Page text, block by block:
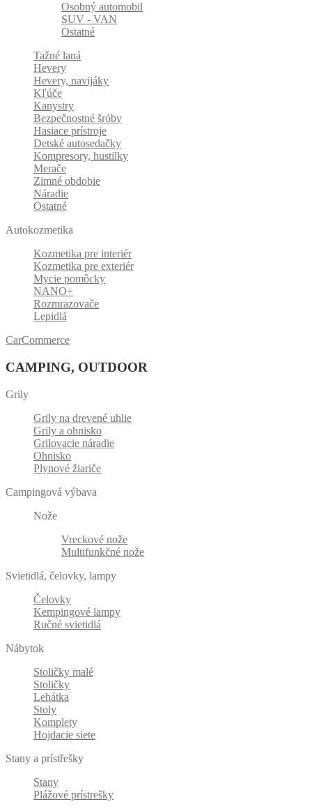
Osobný automobil
SUV - VAN
Ostatné
Tažné laná
Hevery
Hevery, navijáky
Kľúče
Kanystry
Bezpečnostné šróby
Hasiace prístroje
Detské autosedačky
Kompresory, hustilky
Merače
Zimné obdobie
Náradie
Ostatné
Autokozmetika
Kozmetika pre interiér
Kozmetika pre exteriér
Mycie pomôcky
NANO+
Rozmrazovače
Lepidlá
CarCommerce
CAMPING, OUTDOOR
Grily
Grily na drevené uhlie
Grily a ohnisko
Grilovacie náradie
Ohnisko
Plynové žiariče
Campingová výbava
Nože
Vreckové nože
Multifunkčné nože
Svietidlá, čelovky, lampy
Čelovky
Kempingové lampy
Ručné svietidlá
Nábytok
Stoličky malé
Stoličky
Lehátka
Stoly
Komplety
Hojdacie siete
Stany a prístřešky
Stany
Plážové prístrešky